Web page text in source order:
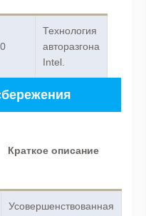
Технология
авторазгона
Intel.
Краткое описание
Усовершенствованная